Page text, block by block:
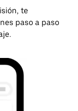
te
paso a paso